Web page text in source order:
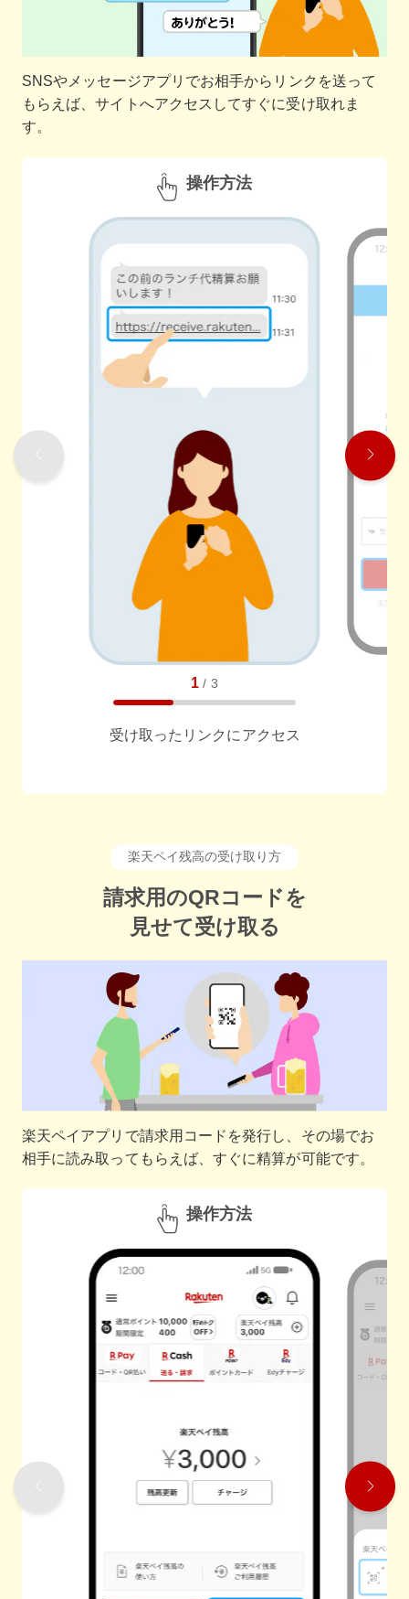
SNSやメッセージアプリでお相手からリンクを送って
もらえば、サイトへアクセスしてすぐに受け取れま
す。
操作方法
1 / 3
受け取ったリンクにアクセス
楽天ペイ残高の受け取り方
請求用のQRコードを
見せて受け取る
楽天ペイアプリで請求用コードを発行し、その場でお
相手に読み取ってもらえば、すぐに精算が可能です。
操作方法